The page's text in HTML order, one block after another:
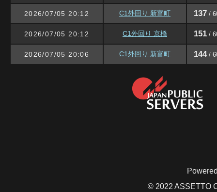
2026/07/05 20:12 C1外回り 新富町 137 /
2026/07/05 20:12 C1外回り 京橋 151 /
2026/07/05 20:06 C1外回り 新富町 144/
© 2022 ASSETTO